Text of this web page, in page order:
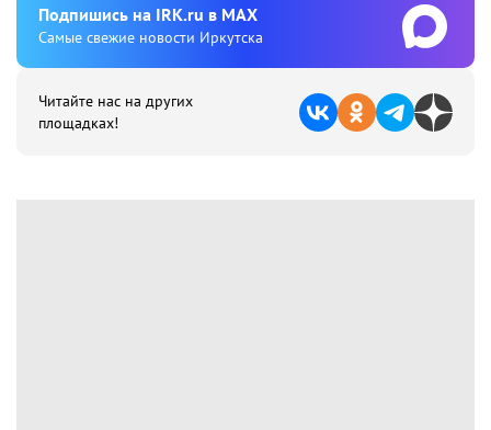
Подпишиcь на IRK.ru в MAX
Cамые свежие новости Иркутска
Читайте нас на других
площадках!